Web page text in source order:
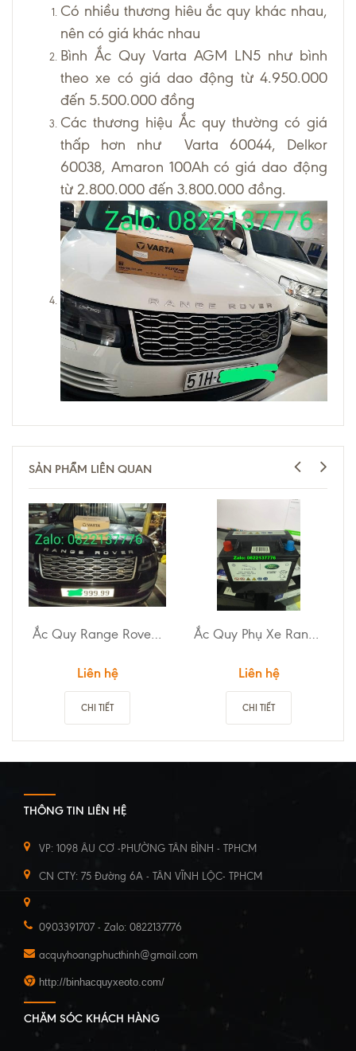
Có nhiều thương hiêu ắc quy khác nhau,
nên có giá khác nhau
Bình Ắc Quy Varta AGM LN5 như bình
theo xe có giá dao động từ 4.950.000
đến 5.500.000 đồng
Các thương hiệu Ắc quy thường có giá
thấp hơn như Varta 60044, Delkor
60038, Amaron 100Ah có giá dao động
từ 2.800.000 đến 3.800.000 đồng.
SẢN PHẨM LIÊN QUAN
Liên hệ
CHI TIẾT
Liên hệ
CHI TIẾT
THÔNG TIN LIÊN HỆ
VP: 1098 ÂU CƠ -PHƯỜNG TÂN BÌNH - TPHCM
CN CTY: 75 Đường 6A - TÂN VĨNH LỘC- TPHCM
0903391707 - Zalo: 0822137776
acquyhoangphucthinh@gmail.com
http://binhacquyxeoto.com/
CHĂM SÓC KHÁCH HÀNG